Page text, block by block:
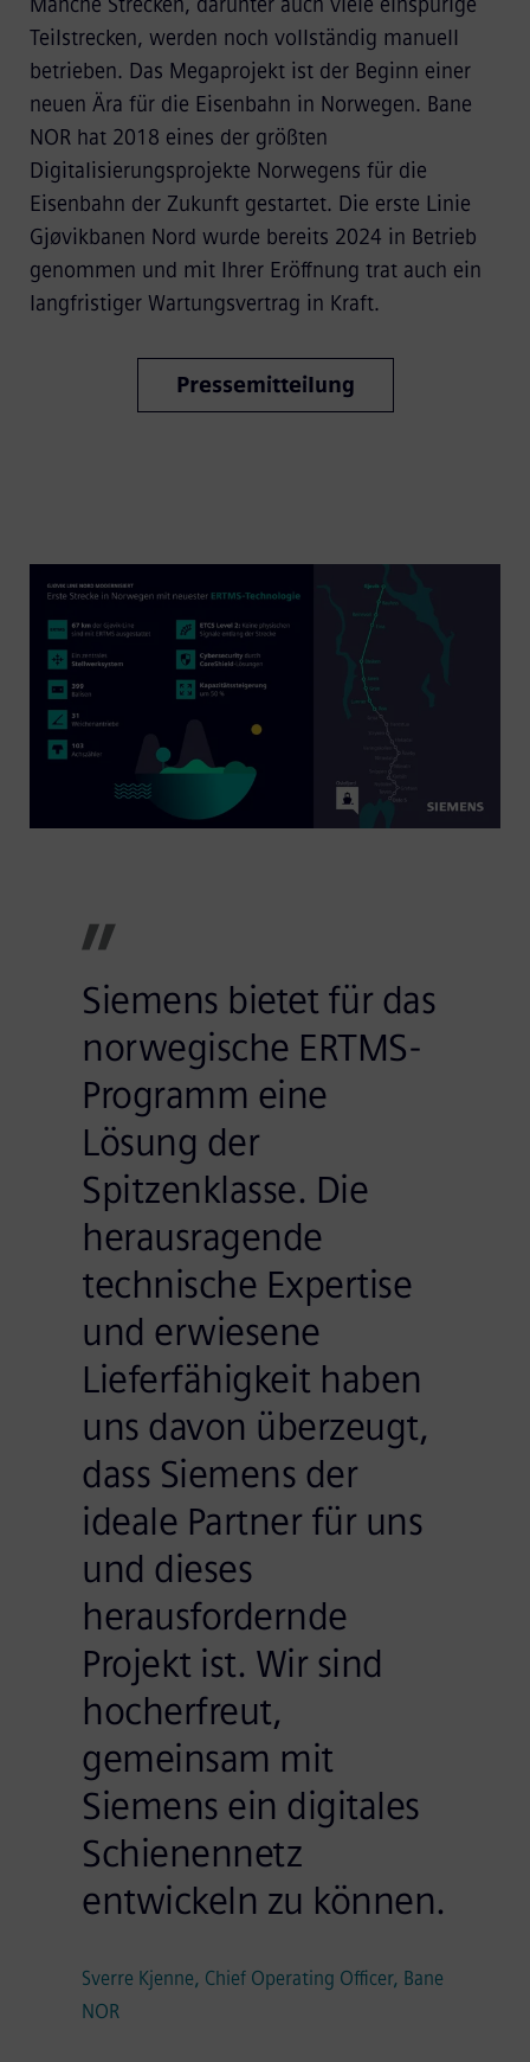
Teilstrecken, werden noch vollständig manuell
betrieben. Das Megaprojekt ist der Beginn einer
neuen Ära für die Eisenbahn in Norwegen. Bane
NOR hat 2018 eines der größten
Digitalisierungsprojekte Norwegens für die
Eisenbahn der Zukunft gestartet. Die erste Linie
Gjøvikbanen Nord wurde bereits 2024 in Betrieb
genommen und mit Ihrer Eröffnung trat auch ein
langfristiger Wartungsvertrag in Kraft.
Pressemitteilung
Siemens bietet für das
norwegische ERTMS-
Programm eine
Lösung der
Spitzenklasse. Die
herausragende
technische Expertise
und erwiesene
Lieferfähigkeit haben
uns davon überzeugt,
dass Siemens der
ideale Partner für uns
und dieses
herausfordernde
Projekt ist. Wir sind
hocherfreut,
gemeinsam mit
Siemens ein digitales
Schienennetz
entwickeln zu können.
Sverre Kjenne, Chief Operating Officer, Bane
NOR